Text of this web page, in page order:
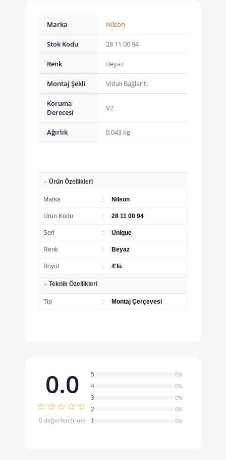
Marka Nilson
Stok Kodu 28 11 00 94
Renk Beyaz
Montaj Şekli Vidalı Bağlantı
Koruma
Derecesi
V2
Ağırlık 0.043 kg
- Ürün Özellikleri
Marka : Nilson
Ürün Kodu : 28 11 00 94
Seri : Unique
Renk : Beyaz
Boyut : 4'lü
- Teknik Özellikleri
Tip : Montaj Çerçevesi
0.0
☆☆☆☆☆
0 değerlendirme
5 0%
4 0%
3 0%
2 0%
1 0%